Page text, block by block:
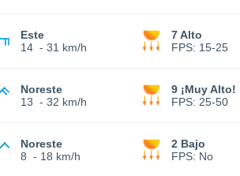
Este
14 - 31 km/h
7 Alto
FPS: 15-25
Noreste
13 - 32 km/h
9 ¡Muy Alto!
FPS: 25-50
Noreste
8 - 18 km/h
2 Bajo
FPS: No